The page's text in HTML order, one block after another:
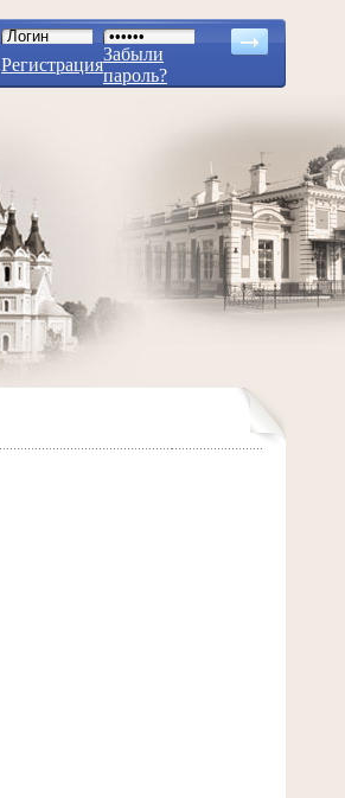
Регистрация
Забыли
пароль?